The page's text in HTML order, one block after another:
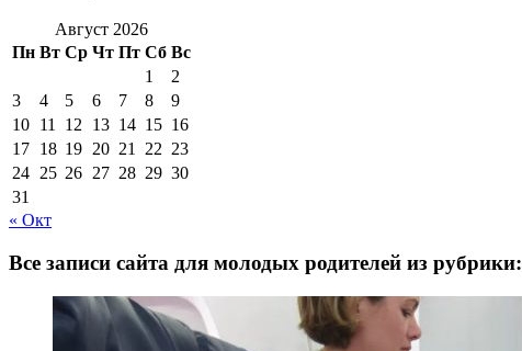
Август 2026
Пн Вт Ср Чт Пт Сб Вс
1
2
3
4 5 6 7 8
9
10 11 12 13 14 15 16
17 18 19 20 21 22 23
24 25 26 27 28 29 30
31
« Окт
Все записи сайта для молодых родителей из рубрики: